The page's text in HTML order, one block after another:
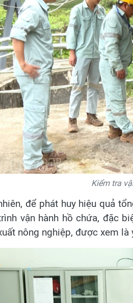
Kiểm tra
để phát huy hiệu quả
vận hành hồ chứa, đặc
nông nghiệp, được xem là